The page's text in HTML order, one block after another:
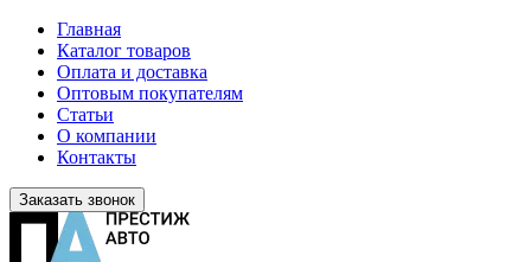
Главная
Каталог товаров
Оплата и доставка
Оптовым покупателям
Статьи
О компании
Контакты
Заказать звонок